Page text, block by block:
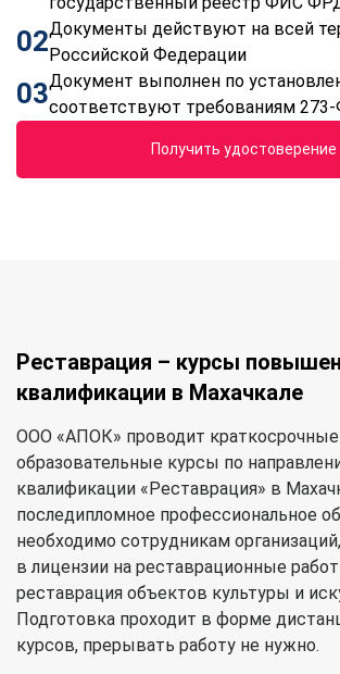
02Документы действуют на всей
Российской Федерации
03Документ выполнен по
соответствуют требованиям
Получить удостоверение
Реставрация – курсы
квалификации в Махачкале
ООО «АПОК» проводит краткосрочные
образовательные курсы по
квалификации «Реставрация» в
последипломное профессиональное
необходимо сотрудникам
в лицензии на реставрационные
реставрация объектов культуры и
Подготовка проходит в форме
курсов, прерывать работу не нужно.